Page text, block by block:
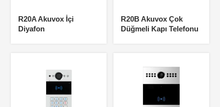
R20A Akuvox İçi
Diyafon
R20B Akuvox Çok
Düğmeli Kapı Telefonu